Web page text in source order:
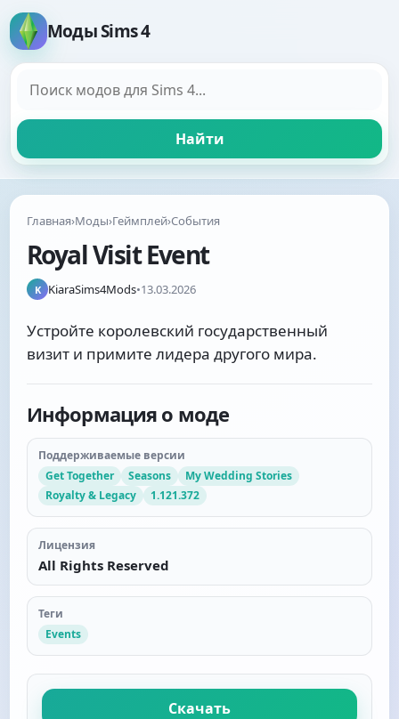
Моды Sims 4
Найти
Главная›Моды›Геймплей›События
Royal Visit Event
K KiaraSims4Mods•13.03.2026
Устройте королевский государственный
визит и примите лидера другого мира.
Информация о моде
Поддерживаемые версии
Get Together
Seasons
My Wedding Stories
Royalty & Legacy
1.121.372
Лицензия
All Rights Reserved
Теги
Events
Скачать